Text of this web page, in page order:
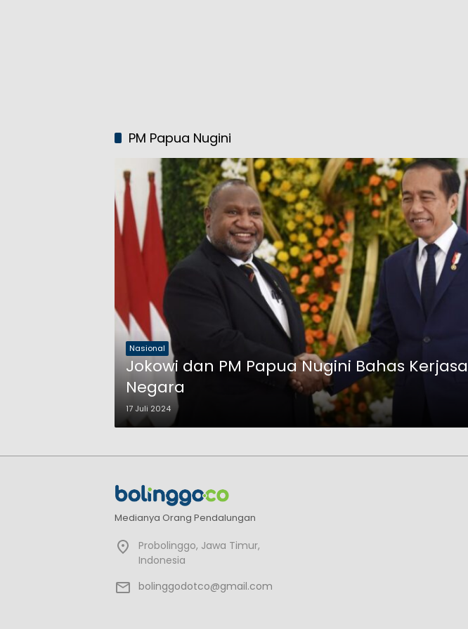
PM Papua Nugini
Nasional
Jokowi dan PM Papua Nugini Bahas
Negara
17 Juli 2024
Medianya Orang Pendalungan
Probolinggo, Jawa Timur,
Indonesia
bolinggodotco@gmail.com